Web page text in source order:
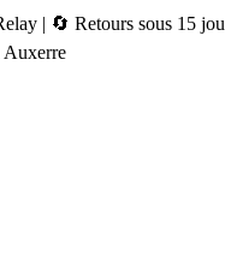
| 🔄 Retours sous 15
Auxerre